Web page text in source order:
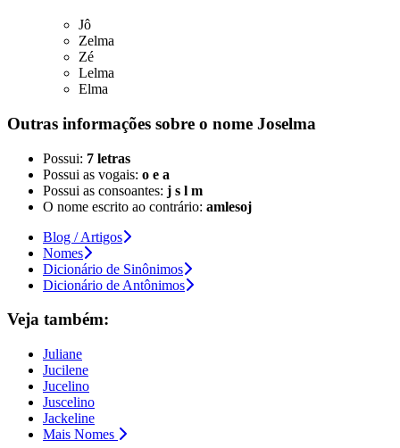
Jô
Zelma
Zé
Lelma
Elma
Outras informações sobre o nome Joselma
Possui: 7 letras
Possui as vogais: o e a
Possui as consoantes: j s l m
O nome escrito ao contrário: amlesoj
Blog / Artigos
Nomes
Dicionário de Sinônimos
Dicionário de Antônimos
Veja também:
Juliane
Jucilene
Jucelino
Juscelino
Jackeline
Mais Nomes